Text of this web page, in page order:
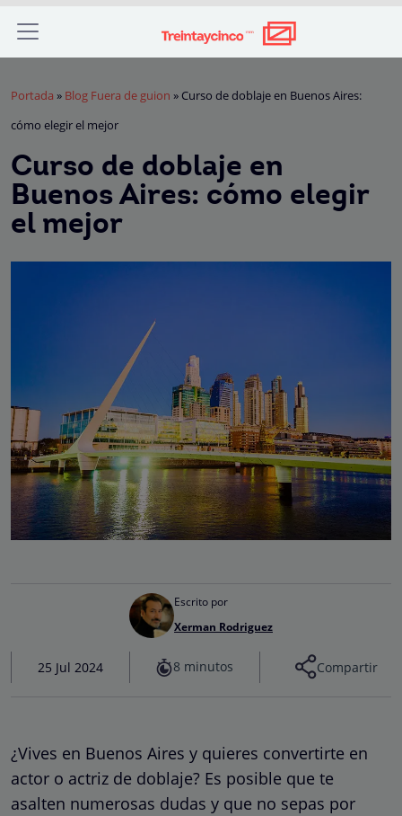
Portada » Blog Fuera de guion » Curso de doblaje en Buenos Aires:
cómo elegir el mejor
Curso de doblaje en
Buenos Aires: cómo elegir
el mejor
Escrito por
Xerman Rodriguez
25 Jul 2024 8 minutos Compartir
¿Vives en Buenos Aires y quieres convertirte en
actor o actriz de doblaje? Es posible que te
asalten numerosas dudas y que no sepas por